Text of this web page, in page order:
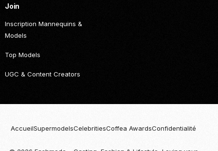
Join
Inscription Mannequins &
Models
Top Models
UGC & Content Creators
AccueilSupermodelsCelebritiesCoffea AwardsConfidentialité